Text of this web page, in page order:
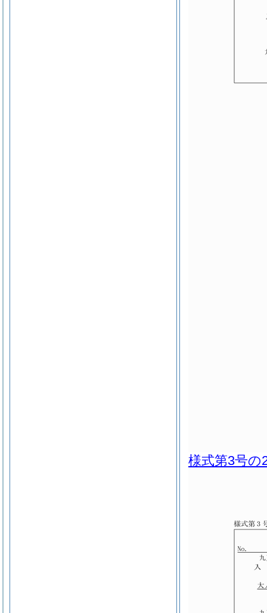
様式第3号の